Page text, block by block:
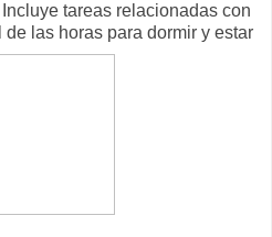
tareas relacionadas con
de las horas para dormir y estar